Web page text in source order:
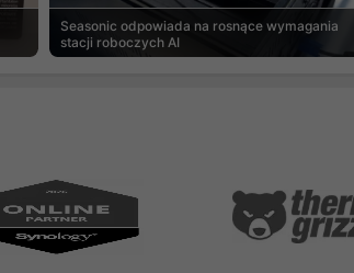
Seasonic odpowiada na rosnące wymagania
stacji roboczych AI